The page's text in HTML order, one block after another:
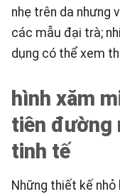
nhẹ trên da nhưng
các mẫu đại trà;
dụng có thể xem
hình xăm
tiên đường
tinh tế
Những thiết kế